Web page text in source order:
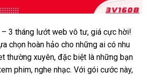
3 tháng lướt web vô tư, giá cực hời!
chọn hoàn hảo cho những ai có nhu
thường xuyên, đặc biệt là những bạn
phim, nghe nhạc. Với gói cước này,